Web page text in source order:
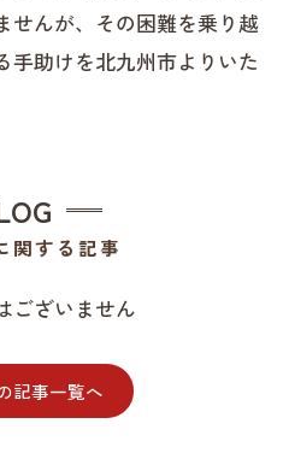
せんが、その困難を乗り越
手助けを北九州市よりいた
関する記事
ございません
記事一覧へ